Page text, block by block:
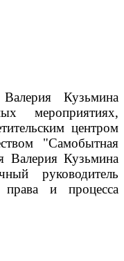
Кузьмина
мероприятиях,
центром
"Самобытная
Валерия Кузьмина
руководитель
и процесса